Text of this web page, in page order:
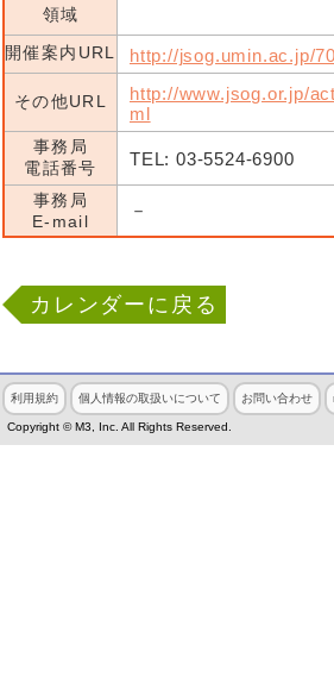
領域
開催案内URL
http://jsog.umin.ac.jp/
その他URL
http://www.jsog.or.jp/
ml
事務局
電話番号
TEL: 03-5524-6900
事務局
E-mail
－
カレンダーに戻る
利用規約 個人情報の取扱いについて お問い合わせ
Copyright © M3, Inc. All Rights Reserved.